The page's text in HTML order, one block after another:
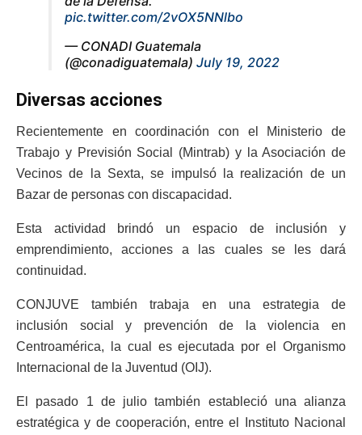
pic.twitter.com/2vOX5NNlbo
— CONADI Guatemala
(@conadiguatemala) July 19, 2022
Diversas acciones
Recientemente en coordinación con el Ministerio de
Trabajo y Previsión Social (Mintrab) y la Asociación de
Vecinos de la Sexta, se impulsó la realización de un
Bazar de personas con discapacidad.
Esta actividad brindó un espacio de inclusión y
emprendimiento, acciones a las cuales se les dará
continuidad.
CONJUVE también trabaja en una estrategia de
inclusión social y prevención de la violencia en
Centroamérica, la cual es ejecutada por el Organismo
Internacional de la Juventud (OIJ).
El pasado 1 de julio también estableció una alianza
estratégica y de cooperación, entre el Instituto Nacional